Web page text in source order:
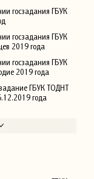
госзадания ГБУК
госзадания ГБУК
2019 года
госзадания ГБУК
2019 года
задание ГБУК ТОДНТ
года